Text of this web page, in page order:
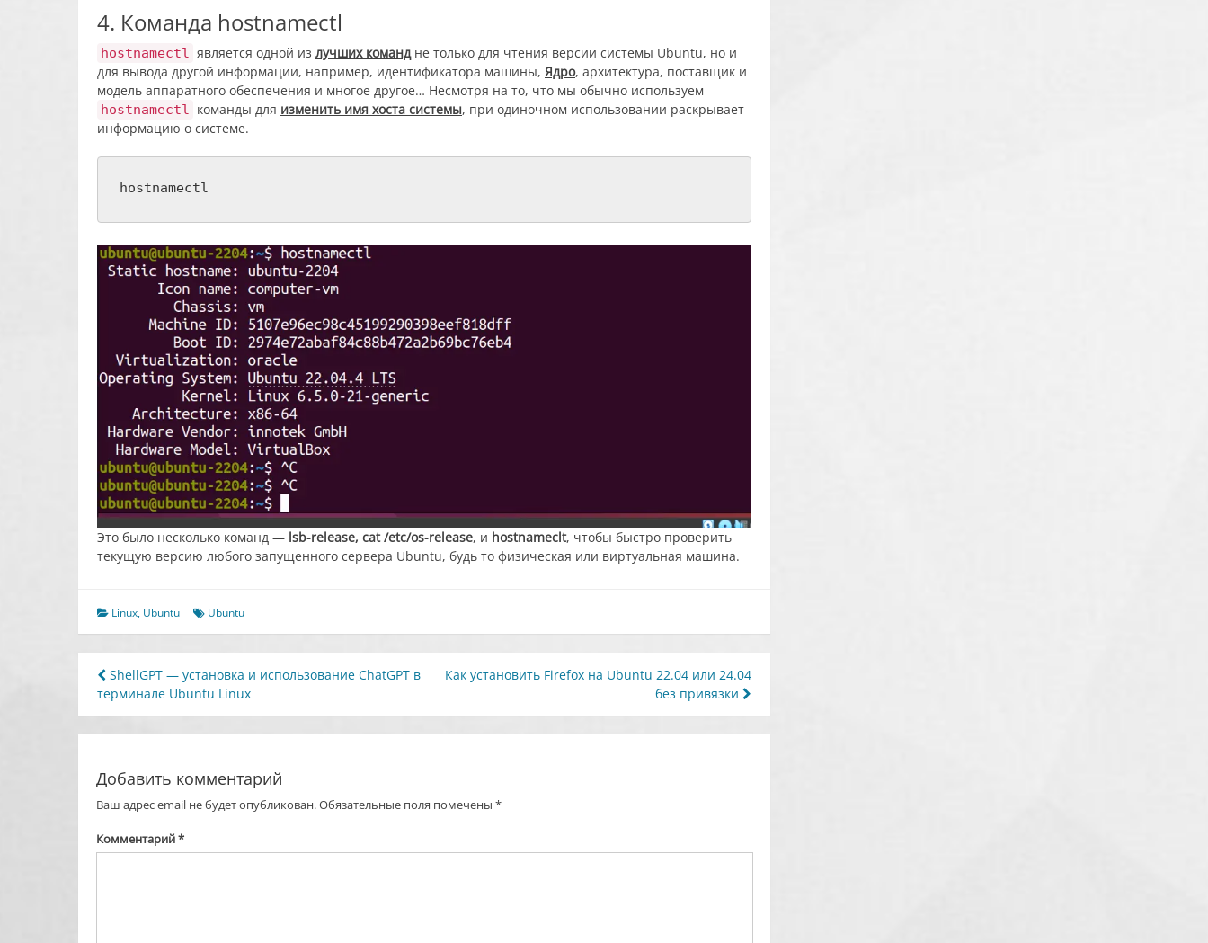
4. Команда hostnamectl
hostnamectl является одной из лучших командне только для чтения версии системы Ubuntu, но и
для вывода другой информации, например, идентификатора машины, Ядро, архитектура, поставщик и
модель аппаратного обеспечения и многое другое… Несмотря на то, что мы обычно используем
hostnamectl команды для изменить имя хоста системы, при одиночном использовании раскрывает
информацию о системе.
hostnamectl
Это было несколько команд — lsb-release, cat /etc/os-release, и hostnameclt, чтобы быстро проверить
текущую версию любого запущенного сервера Ubuntu, будь то физическая или виртуальная машина.
Linux, Ubuntu Ubuntu
Навигация
по
записям
ShellGPT — установка и использование ChatGPT в
терминале Ubuntu Linux
Как установить Firefox на Ubuntu 22.04 или 24.04
без привязки
Добавить комментарий
Ваш адрес email не будет опубликован.Обязательные поля помечены *
Комментарий*